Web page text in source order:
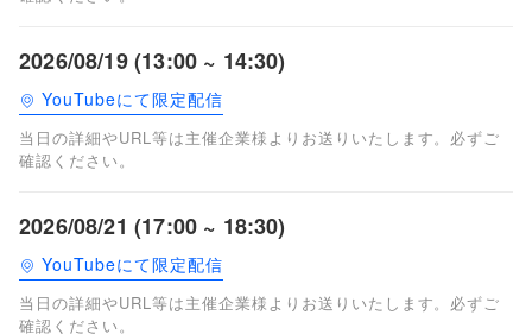
2026/08/19 (13:00 ~ 14:30)
YouTubeにて限定配信
当日の詳細やURL等は主催企業様よりお送りいたします。必ずご
確認ください。
2026/08/21 (17:00 ~ 18:30)
YouTubeにて限定配信
当日の詳細やURL等は主催企業様よりお送りいたします。必ずご
確認ください。